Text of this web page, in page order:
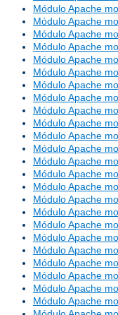
Módulo Apache
Módulo Apache
Módulo Apache
Módulo Apache
Módulo Apache
Módulo Apache
Módulo Apache
Módulo Apache
Módulo Apache
Módulo Apache
Módulo Apache
Módulo Apache
Módulo Apache
Módulo Apache
Módulo Apache
Módulo Apache
Módulo Apache
Módulo Apache
Módulo Apache
Módulo Apache
Módulo Apache
Módulo Apache
Módulo Apache
Módulo Apache